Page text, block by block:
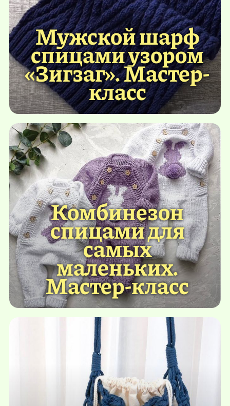
Мужской шарф
спицами узором
«Зигзаг». Мастер-
класс
Комбинезон
спицами для
самых
маленьких.
Мастер-класс